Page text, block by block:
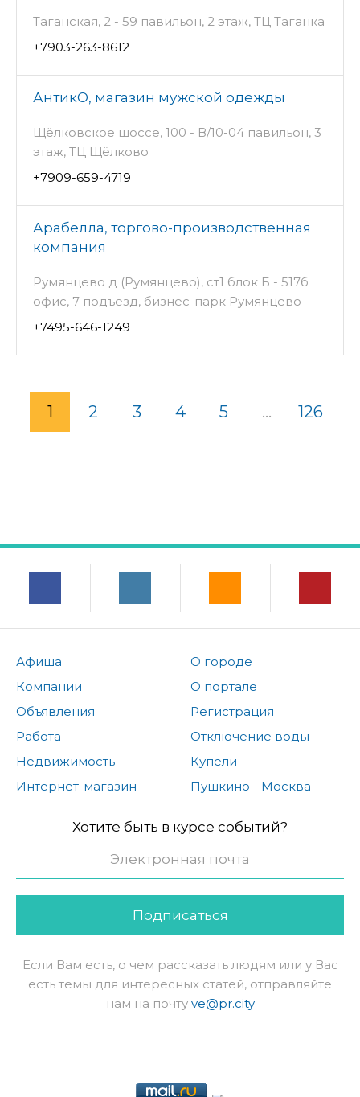
Таганская, 2 - 59 павильон, 2 этаж, ТЦ Таганка
+7903-263-8612
АнтикО, магазин мужской одежды
Щёлковское шоссе, 100 - В/10-04 павильон, 3
этаж, ТЦ Щёлково
+7909-659-4719
Арабелла, торгово-производственная
компания
Румянцево д (Румянцево), ст1 блок Б - 517б
офис, 7 подъезд, бизнес-парк Румянцево
+7495-646-1249
1 2 3 4 5 ... 126
Афиша
Компании
Объявления
Работа
Недвижимость
Интернет-магазин
О городе
О портале
Регистрация
Отключение воды
Купели
Пушкино - Москва
Хотите быть в курсе событий?
Подписаться
Если Вам есть, о чем рассказать людям или у Вас
есть темы для интересных статей, отправляйте
нам на почту ve@pr.city